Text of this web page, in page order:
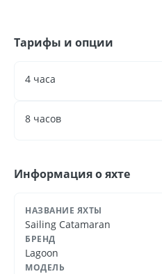
celebration.
coast in a unique and
Тарифы и опции
4 часа
8 часов
Информация о яхте
НАЗВАНИЕ ЯХТЫ
Sailing Catamaran
БРЕНД
Lagoon
МОДЕЛЬ